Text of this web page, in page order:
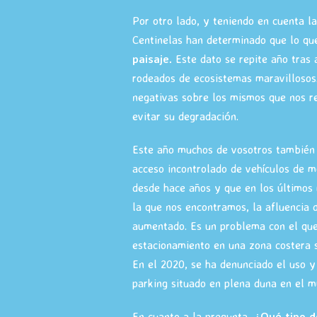
Por otro lado, y teniendo en cuenta
Centinelas han determinado que lo
paisaje. Este dato se repite año tras
rodeados de ecosistemas
negativas sobre los mismos que nos
evitar su degradación.
Este año muchos de vosotros
acceso incontrolado de vehículos de
desde hace años y que en los
la que nos encontramos, la afluencia
aumentado. Es un problema con el
estacionamiento en una zona
En el 2020, se ha denunciado el uso
parking situado en plena duna en el